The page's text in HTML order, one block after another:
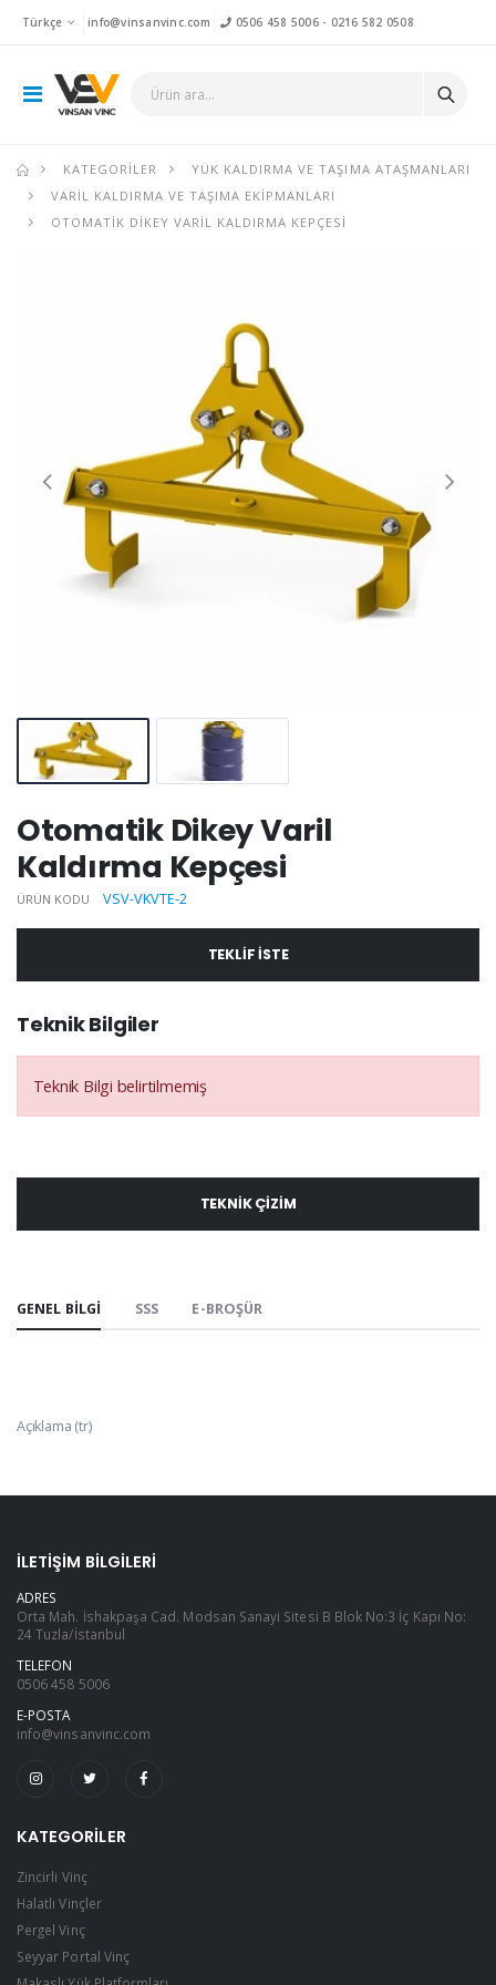
Türkçe info@vinsanvinc.com 0506 458 5006- 0216 582 0508
KATEGORILER
YÜK KALDIRMA VE TAŞIMA ATAŞMANLARI
VARIL KALDIRMA VE TAŞIMA EKIPMANLARI
OTOMATIK DIKEY VARIL KALDIRMA KEPÇESI
Otomatik Dikey Varil
Kaldırma Kepçesi
ÜRÜN KODU VSV-VKVTE-2
TEKLIF ISTE
Teknik Bilgiler
Teknik Bilgi belirtilmemiş
TEKNIK ÇIZIM
GENEL BILGI SSS E-BROŞÜR
Açıklama (tr)
İLETIŞIM BILGILERI
ADRES
Orta Mah. İshakpaşa Cad. Modsan Sanayi Sitesi B Blok No:3 İç Kapı No:
24 Tuzla/İstanbul
TELEFON
0506 458 5006
E-POSTA
info@vinsanvinc.com
KATEGORILER
Zincirli Vinç
Halatlı Vinçler
Pergel Vinç
Seyyar Portal Vinç